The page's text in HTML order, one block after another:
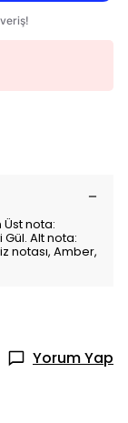
Üst nota:
Alt nota:
notası, Amber,
Yorum Yap